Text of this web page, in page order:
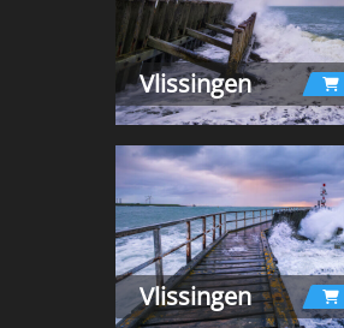
Vlissingen
Vlissingen